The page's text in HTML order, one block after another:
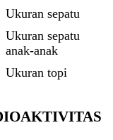
Ukuran sepatu
Ukuran sepatu
anak-anak
Ukuran topi